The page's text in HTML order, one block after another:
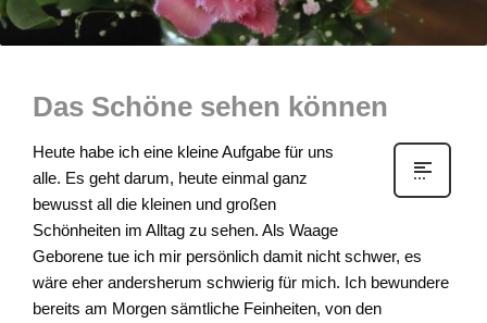
Das Schöne sehen können
Heute habe ich eine kleine Aufgabe für uns
alle. Es geht darum, heute einmal ganz
bewusst all die kleinen und großen
Schönheiten im Alltag zu sehen. Als Waage
Geborene tue ich mir persönlich damit nicht schwer, es
wäre eher andersherum schwierig für mich. Ich bewundere
bereits am Morgen sämtliche Feinheiten, von den